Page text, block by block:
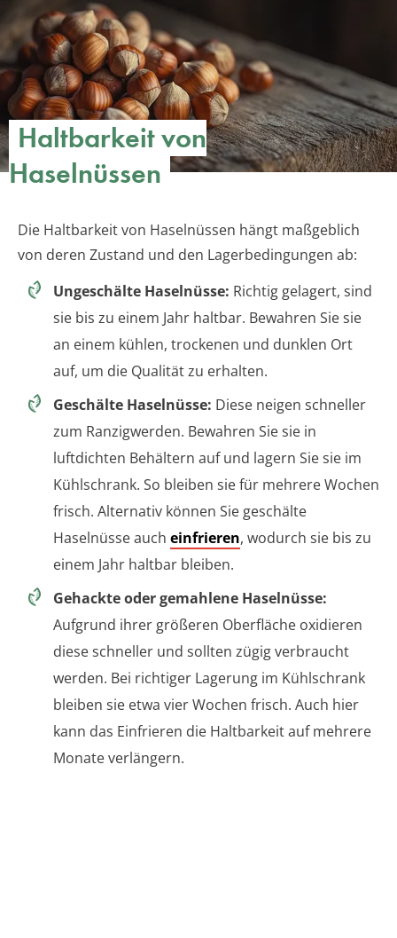
Haltbarkeit von
Haselnüssen
Die Haltbarkeit von Haselnüssen hängt maßgeblich
von deren Zustand und den Lagerbedingungen ab:
Ungeschälte Haselnüsse: Richtig gelagert, sind
sie bis zu einem Jahr haltbar. Bewahren Sie sie
an einem kühlen, trockenen und dunklen Ort
auf, um die Qualität zu erhalten.
Geschälte Haselnüsse: Diese neigen schneller
zum Ranzigwerden. Bewahren Sie sie in
luftdichten Behältern auf und lagern Sie sie im
Kühlschrank. So bleiben sie für mehrere Wochen
frisch. Alternativ können Sie geschälte
Haselnüsse auch einfrieren, wodurch sie bis zu
einem Jahr haltbar bleiben.
Gehackte oder gemahlene Haselnüsse:
Aufgrund ihrer größeren Oberfläche oxidieren
diese schneller und sollten zügig verbraucht
werden. Bei richtiger Lagerung im Kühlschrank
bleiben sie etwa vier Wochen frisch. Auch hier
kann das Einfrieren die Haltbarkeit auf mehrere
Monate verlängern.